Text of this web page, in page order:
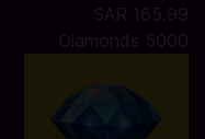
SAR 165.99
5000 Diamonds